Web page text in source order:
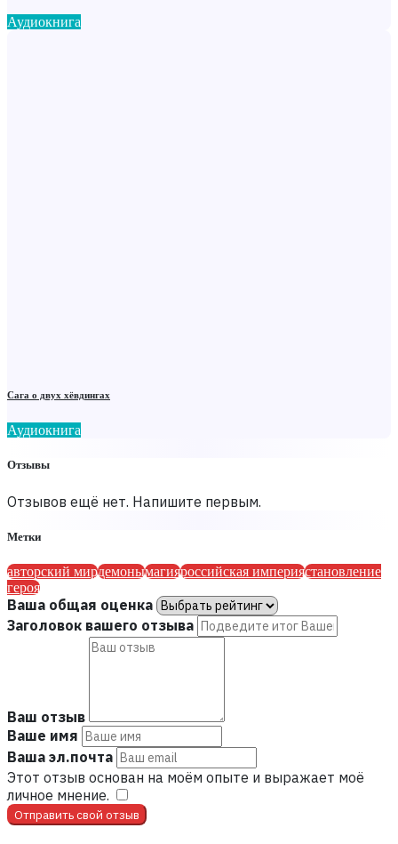
Аудиокнига
Сага о двух хёвдингах
Аудиокнига
Отзывы
Отзывов ещё нет. Напишите первым.
Метки
авторский мирдемонымагияроссийская империястановление
героя
Ваша общая оценка
Заголовок вашего отзыва
Ваш отзыв
Ваше имя
Ваша эл.почта
Этот отзыв основан на моём опыте и выражает моё
личное мнение.
Отправить свой отзыв